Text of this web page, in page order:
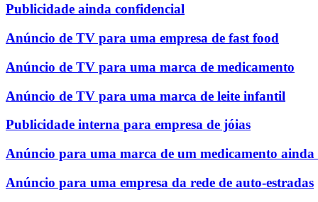
Publicidade ainda confidencial
Anúncio de TV para uma empresa de fast food
Anúncio de TV para uma marca de medicamento
Anúncio de TV para uma marca de leite infantil
Publicidade interna para empresa de jóias
Anúncio para uma marca de um medicamento
Anúncio para uma empresa da rede de auto-estradas